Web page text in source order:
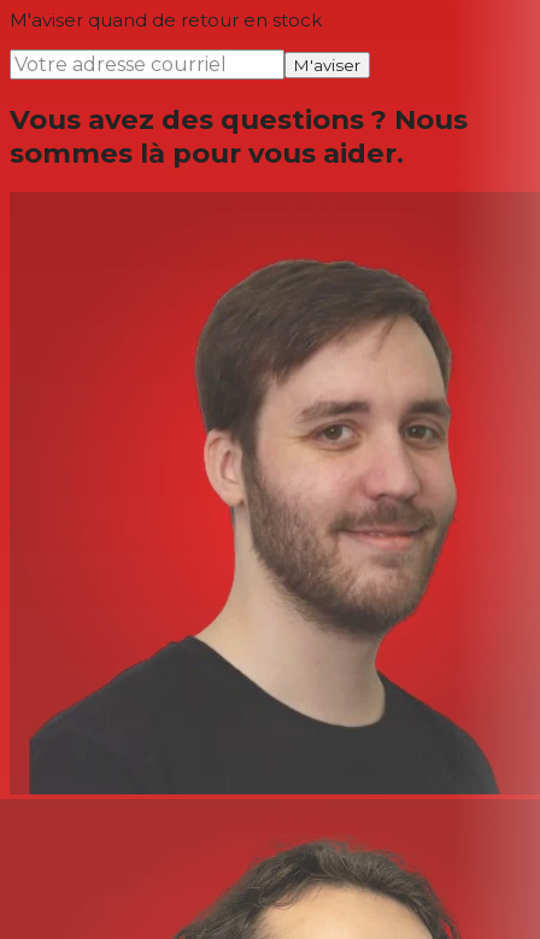
M'aviser quand de retour en stock
M'aviser
Vous avez des questions ? Nous
sommes là pour vous aider.